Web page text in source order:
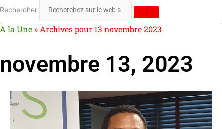
Rechercher
A la Une »Archives pour 13 novembre 2023
novembre 13, 2023